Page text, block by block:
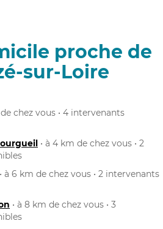
proche de
sur-Loire
de chez vous • 4 intervenants
• à 4 km de chez vous • 2
• à 6 km de chez vous • 2 intervenants
• à 8 km de chez vous • 3